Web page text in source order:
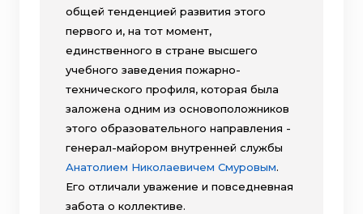
общей тенденцией развития этого
первого и, на тот момент,
единственного в стране высшего
учебного заведения пожарно-
технического профиля, которая была
заложена одним из основоположников
этого образовательного направления -
генерал-майором внутренней службы
Анатолием Николаевичем Смуровым.
Его отличали уважение и повседневная
забота о коллективе.